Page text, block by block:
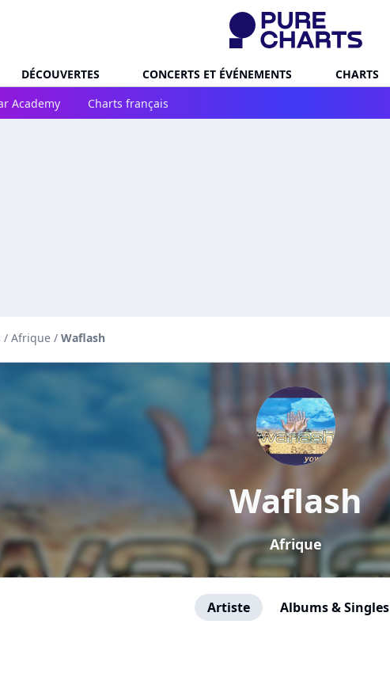
DÉCOUVERTES CONCERTS ET ÉVÉNEMENTS CHARTS
Academy Charts français
/ Afrique / Waflash
Waflash
Afrique
Artiste Albums & Singles